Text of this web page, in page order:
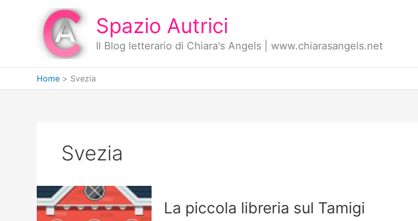
Spazio Autrici
Il Blog letterario di Chiara's Angels | www.chiarasangels.net
Home Svezia
Svezia
La piccola libreria sul Tamigi